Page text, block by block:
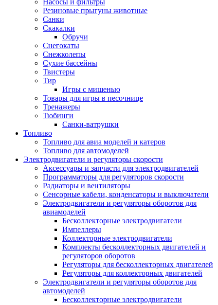
Насосы и фильтры
Резиновые прыгуны животные
Санки
Скакалки
Обручи
Снегокаты
Снежколепы
Сухие бассейны
Твистеры
Тир
Игры с мишенью
Товары для игры в песочнице
Тренажеры
Тюбинги
Санки-ватрушки
Топливо
Топливо для авиа моделей и катеров
Топливо для автомоделей
Электродвигатели и регуляторы скорости
Аксессуары и запчасти для электродвигателей
Программаторы для регуляторов скорости
Радиаторы и вентиляторы
Сенсорные кабели, конденсаторы и выключатели
Электродвигатели и регуляторы оборотов для
авиамоделей
Бесколлекторные электродвигатели
Импеллеры
Коллекторные электродвигатели
Комплекты бесколлекторных двигателей и
регуляторов оборотов
Регуляторы для бесколлекторных двигателей
Регуляторы для коллекторных двигателей
Электродвигатели и регуляторы оборотов для
автомоделей
Бесколлекторные электродвигатели